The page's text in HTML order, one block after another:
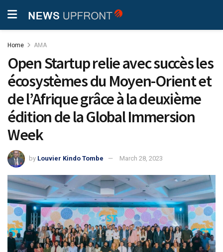
Home AMA
Open Startup relie avec succès les
écosystèmes du Moyen-Orient et
de l’Afrique grâce à la deuxième
édition de la Global Immersion
Week
by Louvier Kindo Tombe March 28, 2023